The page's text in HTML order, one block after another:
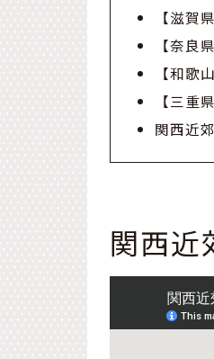
【滋賀
【奈良
【和歌
【三重
関西近
関西近